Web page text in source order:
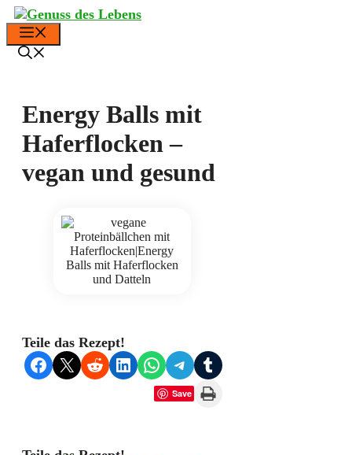
Zum
Inhalt
springen
Energy Balls mit
Haferflocken –
vegan und gesund
Teile das Rezept!
Share on Facebook
Share on X Share on RedditShare on LinkedIn
Share on WhatsApp
Share on Telegram
Share on Tumblr
Save Print this Page